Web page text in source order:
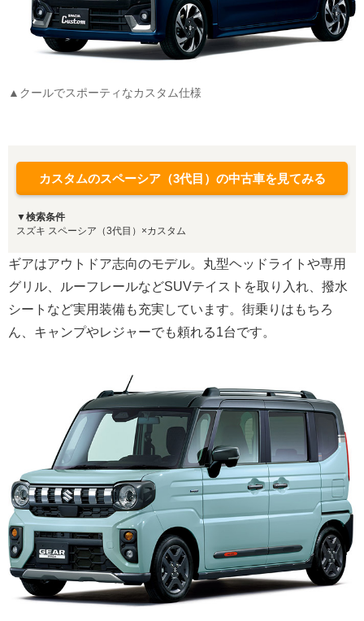
▲クールでスポーティなカスタム仕様
カスタムのスペーシア（3代目）の中古車を見てみる
▼検索条件
スズキ スペーシア（3代目）×カスタム
ギアはアウトドア志向のモデル。丸型ヘッドライトや専用
グリル、ルーフレールなどSUVテイストを取り入れ、撥水
シートなど実用装備も充実しています。街乗りはもちろ
ん、キャンプやレジャーでも頼れる1台です。